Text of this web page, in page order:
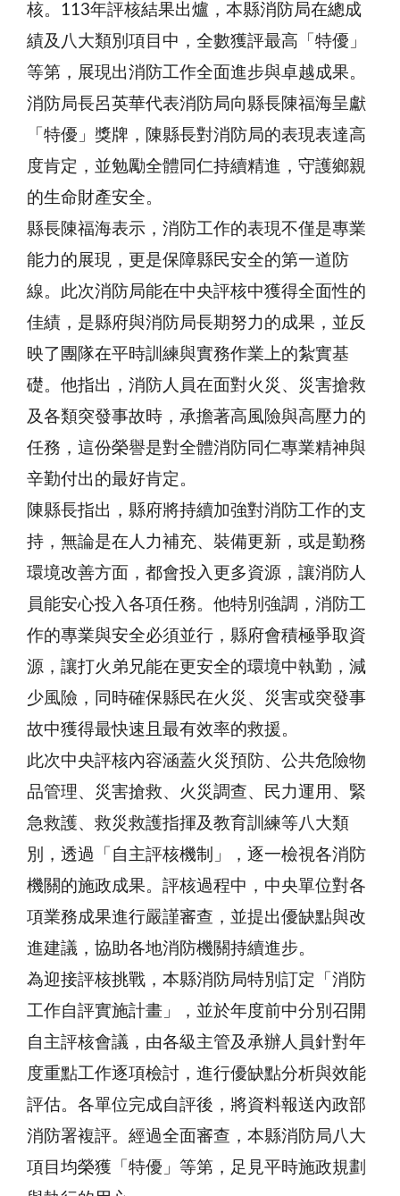
核。113年評核結果出爐，本縣消防局在總成
績及八大類別項目中，全數獲評最高「特優」
等第，展現出消防工作全面進步與卓越成果。
消防局長呂英華代表消防局向縣長陳福海呈獻
「特優」獎牌，陳縣長對消防局的表現表達高
度肯定，並勉勵全體同仁持續精進，守護鄉親
的生命財產安全。
縣長陳福海表示，消防工作的表現不僅是專業
能力的展現，更是保障縣民安全的第一道防
線。此次消防局能在中央評核中獲得全面性的
佳績，是縣府與消防局長期努力的成果，並反
映了團隊在平時訓練與實務作業上的紮實基
礎。他指出，消防人員在面對火災、災害搶救
及各類突發事故時，承擔著高風險與高壓力的
任務，這份榮譽是對全體消防同仁專業精神與
辛勤付出的最好肯定。
陳縣長指出，縣府將持續加強對消防工作的支
持，無論是在人力補充、裝備更新，或是勤務
環境改善方面，都會投入更多資源，讓消防人
員能安心投入各項任務。他特別強調，消防工
作的專業與安全必須並行，縣府會積極爭取資
源，讓打火弟兄能在更安全的環境中執勤，減
少風險，同時確保縣民在火災、災害或突發事
故中獲得最快速且最有效率的救援。
此次中央評核內容涵蓋火災預防、公共危險物
品管理、災害搶救、火災調查、民力運用、緊
急救護、救災救護指揮及教育訓練等八大類
別，透過「自主評核機制」，逐一檢視各消防
機關的施政成果。評核過程中，中央單位對各
項業務成果進行嚴謹審查，並提出優缺點與改
進建議，協助各地消防機關持續進步。
為迎接評核挑戰，本縣消防局特別訂定「消防
工作自評實施計畫」，並於年度前中分別召開
自主評核會議，由各級主管及承辦人員針對年
度重點工作逐項檢討，進行優缺點分析與效能
評估。各單位完成自評後，將資料報送內政部
消防署複評。經過全面審查，本縣消防局八大
項目均榮獲「特優」等第，足見平時施政規劃